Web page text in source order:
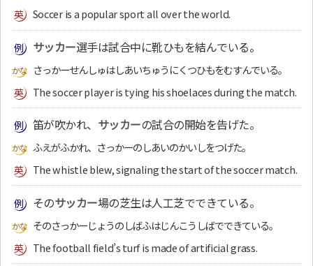
Soccer is a popular sport all over the world.
サッカー選手は試合中に靴ひもを結んでいる。
さっかーせんしゅはしあいちゅうにくつひもをむすんでいる。
The soccer player is tying his shoelaces during the match.
笛が吹かれ、 サッカーの試合の開始を告げた。
ふえがふかれ、さっかーのしあいのかいしをつげた。
The whistle blew, signaling the start of the soccer match.
そのサッカー場の芝生は人工芝でできている。
そのさっかーじょうのしばふはじんこうしばでできている。
The football field’s turf is made of artificial grass.